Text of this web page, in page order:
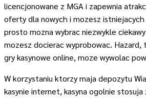
licencjonowane z MGA i zapewnia
oferty dla nowych i mozesz
prosto mozna wybrac niezwykle
mozesz docierac wyprobowac. Hazard,
gry kasynowe online, moze wywolac
W korzystaniu ktorzy maja depozytu
kasynie internet, kasyna ogolnie stosuja